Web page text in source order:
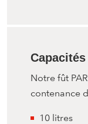
Capacités
Notre fût
contenance
10 litres